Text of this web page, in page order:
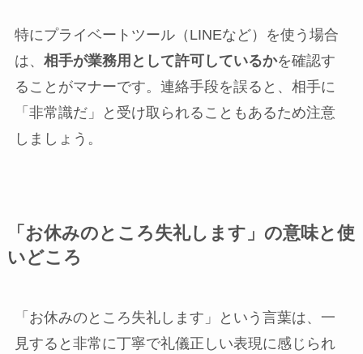
特にプライベートツール（LINEなど）を使う場合
は、 相手が業務用として許可しているかを確認す
ることがマナーです。連絡手段を誤ると、相手に
「非常識だ」と受け取られることもあるため注意
しましょう。
「お休みのところ失礼します」の意味と使
いどころ
「お休みのところ失礼します」という言葉は、一
見すると非常に丁寧で礼儀正しい表現に感じられ